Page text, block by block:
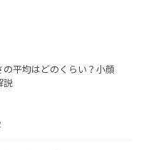
の平均はどのくらい？小顔
説